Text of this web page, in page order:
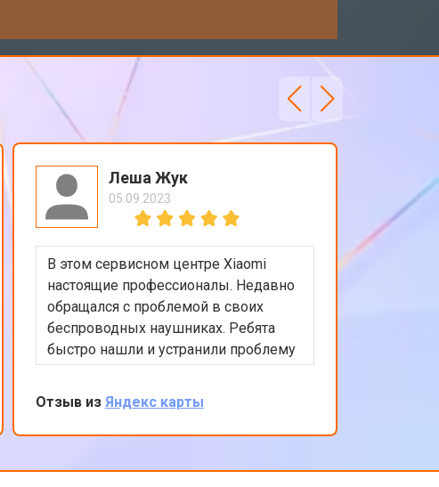
Леша Жук
05.09.2023
В этом сервисном центре Xiaomi
настоящие профессионалы. Недавно
обращался с проблемой в своих
беспроводных наушниках. Ребята
быстро нашли и устранили проблему
с подключением. Цены адекватные,
обслуживание на высоком уровне.
Отзыв из Яндекс карты